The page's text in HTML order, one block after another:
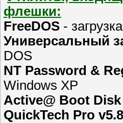
флешки:
FreeDOS -
Универсальный
DOS
NT Password &
Windows XP
Active@ Boot
QuickTech Pro v5.8